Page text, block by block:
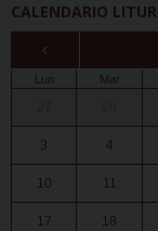
CALENDARIO
‹
Lun Mar
3 4
10 11
17 18